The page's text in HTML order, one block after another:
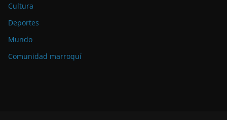
Cultura
Deportes
Mundo
Comunidad marroquí